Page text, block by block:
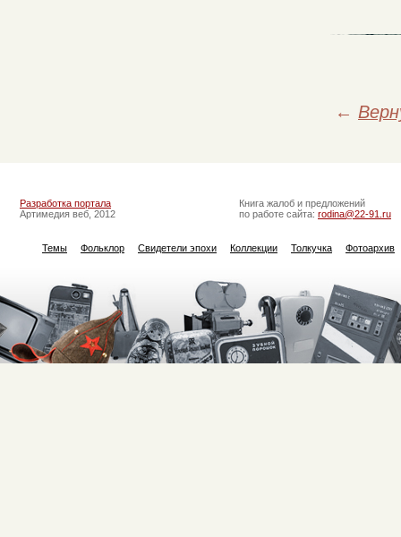
←
Разработка портала
Артимедия веб, 2012
Книга жалоб и предложений
по работе сайта: rodina@22-91.ru
Темы Фольклор Свидетели эпохи Коллекции Толкучка Фотоархив